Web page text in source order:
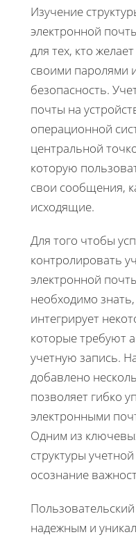
Изучение
электронной
для тех, кто
своими паролями
безопасность.
почты на
операционной
центральной
которую
свои сообщения,
исходящие.
Для того чтобы
контролировать
электронной
необходимо
интегрирует
которые требуют
учетную запись.
добавлено
позволяет гибко
электронными
Одним из
структуры
осознание
надежным и